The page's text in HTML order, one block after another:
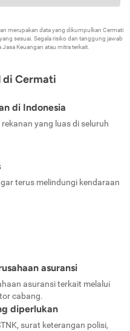
merupakan data yang dikumpulkan Cermati
sesuai. Segala risiko dan tanggung jawab
Keuangan atau mitra terkait.
di Cermati
di Indonesia
yang luas di seluruh
terus melindungi kendaraan
asuransi
asuransi terkait melalui
cabang.
diperlukan
surat keterangan polisi,